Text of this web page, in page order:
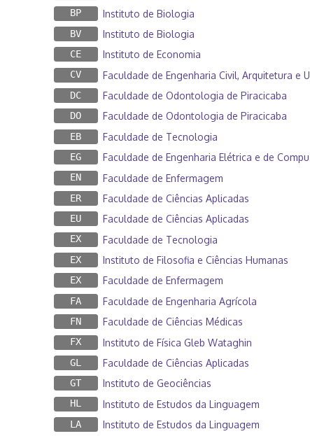
BP Instituto de Biologia
BV Instituto de Biologia
CE Instituto de Economia
CV Faculdade de Engenharia Civil, Arquitetura e Urbanismo
DC Faculdade de Odontologia de Piracicaba
DO Faculdade de Odontologia de Piracicaba
EB Faculdade de Tecnologia
EG Faculdade de Engenharia Elétrica e de Computação
EN Faculdade de Enfermagem
ER Faculdade de Ciências Aplicadas
EU Faculdade de Ciências Aplicadas
EX Faculdade de Tecnologia
EX Instituto de Filosofia e Ciências Humanas
EX Faculdade de Enfermagem
FA Faculdade de Engenharia Agrícola
FN Faculdade de Ciências Médicas
FX Instituto de Física Gleb Wataghin
GL Faculdade de Ciências Aplicadas
GT Instituto de Geociências
HL Instituto de Estudos da Linguagem
LA Instituto de Estudos da Linguagem